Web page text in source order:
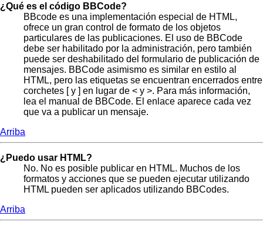
¿Qué es el código BBCode?
BBcode es una implementación especial de HTML,
ofrece un gran control de formato de los objetos
particulares de las publicaciones. El uso de BBCode
debe ser habilitado por la administración, pero también
puede ser deshabilitado del formulario de publicación de
mensajes. BBCode asimismo es similar en estilo al
HTML, pero las etiquetas se encuentran encerrados entre
corchetes [ y ] en lugar de < y >. Para más información,
lea el manual de BBCode. El enlace aparece cada vez
que va a publicar un mensaje.
Arriba
¿Puedo usar HTML?
No. No es posible publicar en HTML. Muchos de los
formatos y acciones que se pueden ejecutar utilizando
HTML pueden ser aplicados utilizando BBCodes.
Arriba